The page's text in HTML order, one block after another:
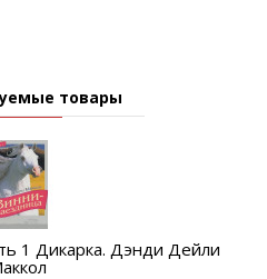
товары
1 Дикарка. Дэнди Дейли